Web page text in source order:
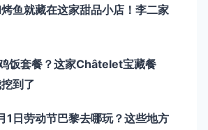
鱼就藏在这家甜品小店！李二家
饭套餐？这家Châtelet宝藏餐
到了
1日劳动节巴黎去哪玩？这些地方